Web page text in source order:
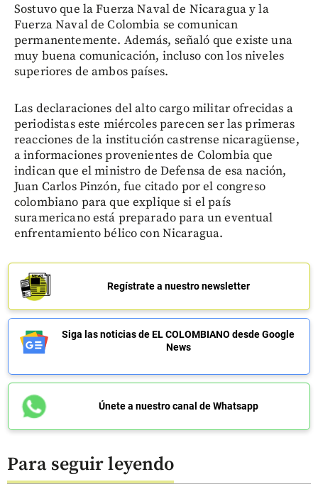
Sostuvo que la Fuerza Naval de Nicaragua y la
Fuerza Naval de Colombia se comunican
permanentemente. Además, señaló que existe una
muy buena comunicación, incluso con los niveles
superiores de ambos países.
Las declaraciones del alto cargo militar ofrecidas a
periodistas este miércoles parecen ser las primeras
reacciones de la institución castrense nicaragüense,
a informaciones provenientes de Colombia que
indican que el ministro de Defensa de esa nación,
Juan Carlos Pinzón, fue citado por el congreso
colombiano para que explique si el país
suramericano está preparado para un eventual
enfrentamiento bélico con Nicaragua.
Regístrate a nuestro newsletter
Siga las noticias de EL COLOMBIANO desde Google
News
Únete a nuestro canal de Whatsapp
Para seguir leyendo